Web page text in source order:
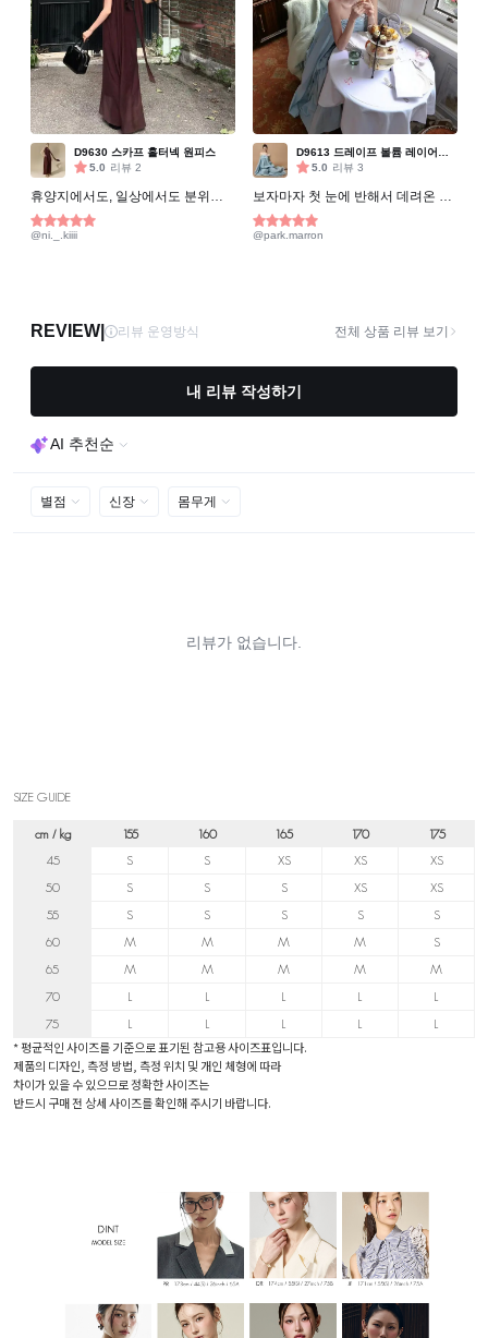
SIZE GUIDE
cm / kg 155 160 165 170
175
45
S S XS XS
XS
50
S S S XS
XS
55
S S S S
S
60
M M M M
S
65
M M M M
M
70
L L L L
L
75
L L L L L
* 평균적인 사이즈를 기준으로 표기된 참고용 사이즈표입니다.
제품의 디자인, 측정 방법, 측정 위치 및 개인 체형에 따라
차이가 있을 수 있으므로 정확한 사이즈는
반드시 구매 전 상세 사이즈를 확인해 주시기 바랍니다.